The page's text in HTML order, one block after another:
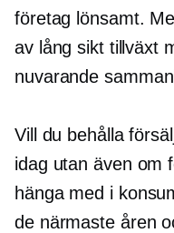
företag lönsamt.
av lång sikttillväxt
nuvarande
Vill du behålla
idag utan även om
hänga med i
de närmaste åren